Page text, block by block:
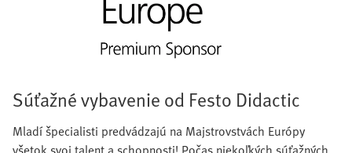
Súťažné vybavenie od Festo Didactic
Mladí špecialisti predvádzajú na Majstrovstvách Európy